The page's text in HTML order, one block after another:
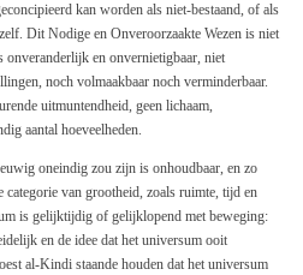
kan worden als niet-bestaand, of als
Dit Nodige en Onveroorzaakte Wezen is niet
onveranderlijk en onvernietigbaar, niet
noch volmaakbaar noch verminderbaar.
uitmuntendheid, geen lichaam,
aantal hoeveelheden.
oneindig zou zijn is onhoudbaar, en zo
van grootheid, zoals ruimte, tijd en
is gelijktijdig of gelijklopend met beweging:
en de idee dat het universum ooit
al-Kindi staande houden dat het universum